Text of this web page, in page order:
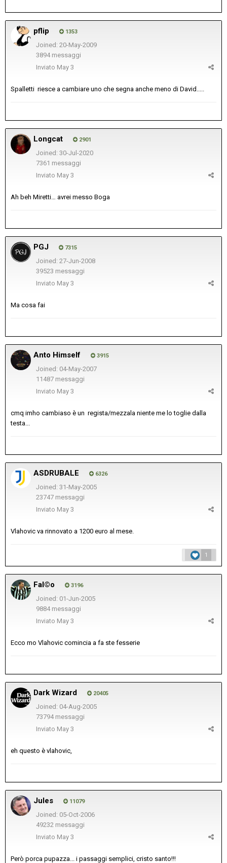
pflip 1353
Joined: 20-May-2009
3894 messaggi
Inviato May 3
Spalletti riesce a cambiare uno che segna anche meno di David.....
Longcat 2901
Joined: 30-Jul-2020
7361 messaggi
Inviato May 3
Ah beh Miretti… avrei messo Boga
PGJ 7315
Joined: 27-Jun-2008
39523 messaggi
Inviato May 3
Ma cosa fai
Anto Himself 3915
Joined: 04-May-2007
11487 messaggi
Inviato May 3
cmq imho cambiaso è un regista/mezzala niente me lo toglie dalla
testa...
ASDRUBALE 6326
Joined: 31-May-2005
23747 messaggi
Inviato May 3
Vlahovic va rinnovato a 1200 euro al mese.
1
Fal©o 3196
Joined: 01-Jun-2005
9884 messaggi
Inviato May 3
Ecco mo Vlahovic comincia a fa ste fesserie
Dark Wizard 20405
Joined: 04-Aug-2005
73794 messaggi
Inviato May 3
eh questo è vlahovic,
Jules 11079
Joined: 05-Oct-2006
49232 messaggi
Inviato May 3
Però porca pupazza... i passaggi semplici, cristo santo!!!